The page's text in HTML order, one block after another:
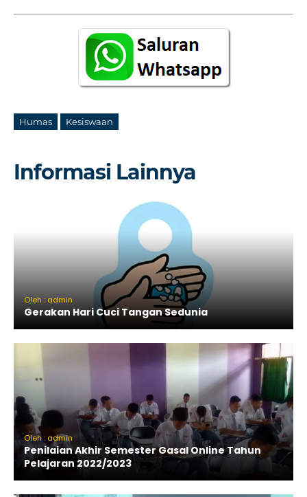
Humas Kesiswaan
Informasi Lainnya
Oleh : admin
Gerakan Hari Cuci Tangan Sedunia
Oleh : admin
Penilaian Akhir Semester Gasal Online Tahun
Pelajaran 2022/2023